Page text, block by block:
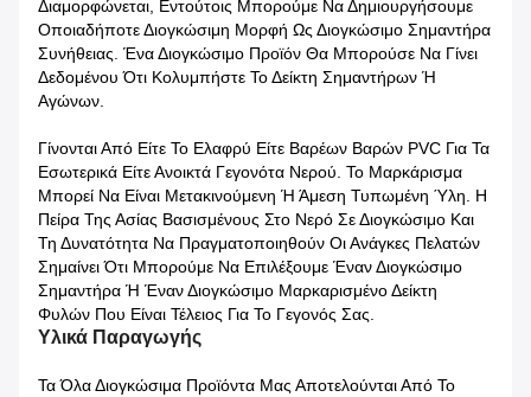
Διαμορφώνεται, Εντούτοις Μπορούμε Να Δημιουργήσουμε
Οποιαδήποτε Διογκώσιμη Μορφή Ως Διογκώσιμο Σημαντήρα
Συνήθειας. Ένα Διογκώσιμο Προϊόν Θα Μπορούσε Να Γίνει
Δεδομένου Ότι Κολυμπήστε Το Δείκτη Σημαντήρων Ή
Αγώνων.
Γίνονται Από Είτε Το Ελαφρύ Είτε Βαρέων Βαρών PVC Για Τα
Εσωτερικά Είτε Ανοικτά Γεγονότα Νερού. Το Μαρκάρισμα
Μπορεί Να Είναι Μετακινούμενη Ή Άμεση Τυπωμένη Ύλη. Η
Πείρα Της Ασίας Βασισμένους Στο Νερό Σε Διογκώσιμο Και
Τη Δυνατότητα Να Πραγματοποιηθούν Οι Ανάγκες Πελατών
Σημαίνει Ότι Μπορούμε Να Επιλέξουμε Έναν Διογκώσιμο
Σημαντήρα Ή Έναν Διογκώσιμο Μαρκαρισμένο Δείκτη
Φυλών Που Είναι Τέλειος Για Το Γεγονός Σας.
Υλικά Παραγωγής
Τα Όλα Διογκώσιμα Προϊόντα Μας Αποτελούνται Από Το